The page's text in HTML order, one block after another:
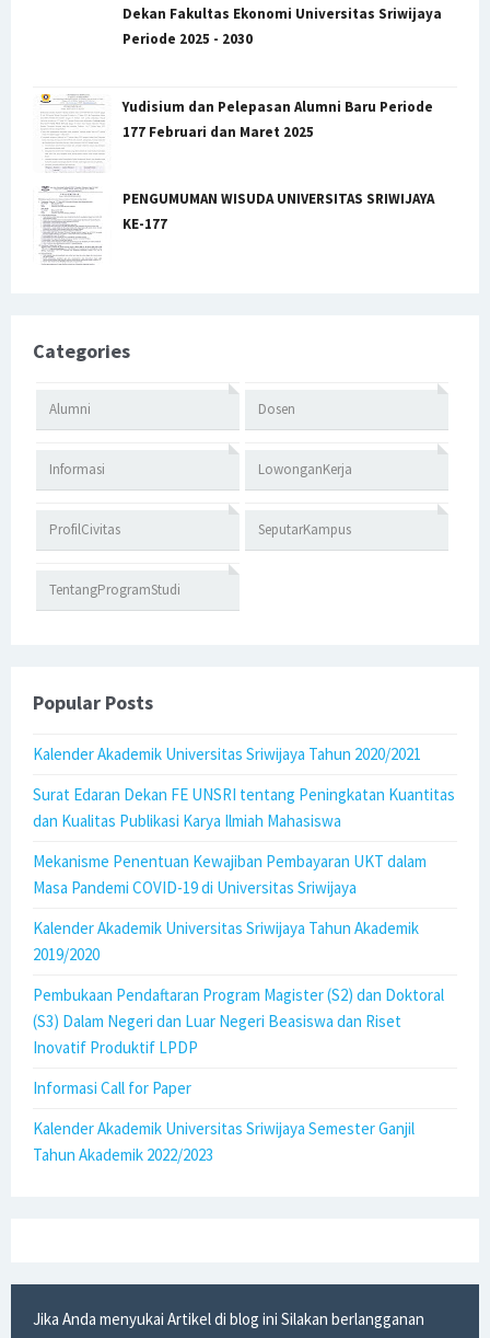
Dekan Fakultas Ekonomi Universitas Sriwijaya
Periode 2025 - 2030
Yudisium dan Pelepasan Alumni Baru Periode
177 Februari dan Maret 2025
PENGUMUMAN WISUDA UNIVERSITAS SRIWIJAYA
KE-177
Categories
Alumni Dosen
Informasi LowonganKerja
ProfilCivitas SeputarKampus
TentangProgramStudi
Popular Posts
Kalender Akademik Universitas Sriwijaya Tahun 2020/2021
Surat Edaran Dekan FE UNSRI tentang Peningkatan Kuantitas
dan Kualitas Publikasi Karya Ilmiah Mahasiswa
Mekanisme Penentuan Kewajiban Pembayaran UKT dalam
Masa Pandemi COVID-19 di Universitas Sriwijaya
Kalender Akademik Universitas Sriwijaya Tahun Akademik
2019/2020
Pembukaan Pendaftaran Program Magister (S2) dan Doktoral
(S3) Dalam Negeri dan Luar Negeri Beasiswa dan Riset
Inovatif Produktif LPDP
Informasi Call for Paper
Kalender Akademik Universitas Sriwijaya Semester Ganjil
Tahun Akademik 2022/2023
Jika Anda menyukai Artikel di blog ini Silakan berlangganan